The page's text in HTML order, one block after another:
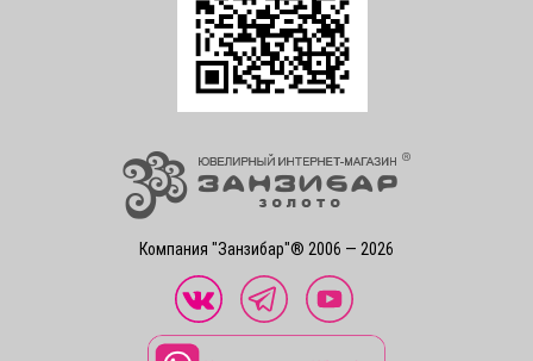
Компания "Занзибар"® 2006 — 2026